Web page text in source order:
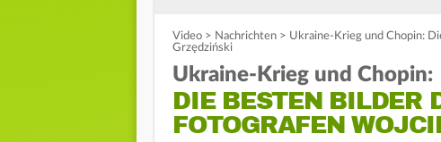
Video > Nachrichten > Ukraine-Krieg und Chopin:
Grzędziński
Ukraine-Krieg und Chopin:
DIE BESTEN BILDER
FOTOGRAFEN